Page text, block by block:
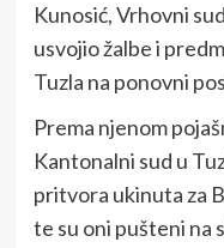
Kunosić, Vrhovni
usvojio žalbe i
Tuzla na ponovni
Prema njenom
Kantonalni sud u
pritvora ukinuta za
te su oni pušteni na